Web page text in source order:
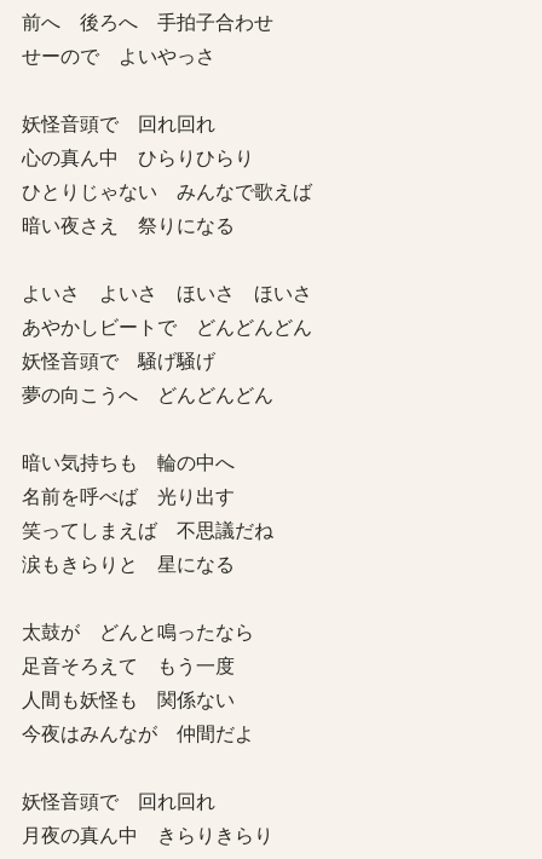
前へ 後ろへ 手拍子合わせ
せーので よいやっさ
妖怪音頭で 回れ回れ
心の真ん中 ひらりひらり
ひとりじゃない みんなで歌えば
暗い夜さえ 祭りになる
よいさ よいさ ほいさ ほいさ
あやかしビートで どんどんどん
妖怪音頭で 騒げ騒げ
夢の向こうへ どんどんどん
暗い気持ちも 輪の中へ
名前を呼べば 光り出す
笑ってしまえば 不思議だね
涙もきらりと 星になる
太鼓が どんと鳴ったなら
足音そろえて もう一度
人間も妖怪も 関係ない
今夜はみんなが 仲間だよ
妖怪音頭で 回れ回れ
月夜の真ん中 きらりきらり